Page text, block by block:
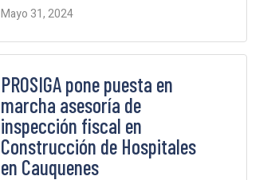
Mayo 31, 2024
PROSIGA pone puesta en
marcha asesoría de
inspección fiscal en
Construcción de Hospitales
en Cauquenes